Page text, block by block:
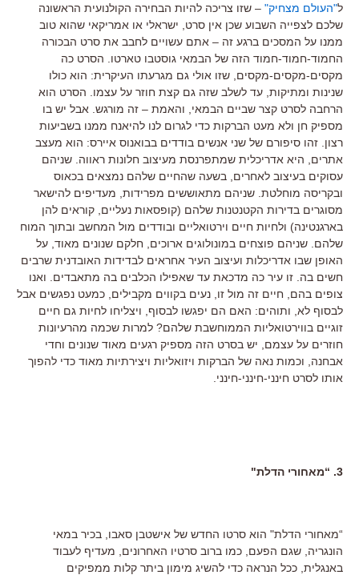
ל"העולם מצחיק" – שזו צריכה להיות הבחירה הקולנועית הראשונה
שלכם לצפייה השבוע שכן אין סרט, ישראלי או אמריקאי שהוא טוב
ממנו על המסכים ברגע זה – אתם עשויים לחבב את סרט הבכורה
החמוד-חמוד-חמוד הזה של הבמאי גוסטבו טארטו. הסרט כה
מקסים-מקסים-מקסים, שזו אולי גם מגרעתו העיקרית: הוא כולו
שנינות ומתיקות, עד לשלב שזה גם קצת חוזר על עצמו. הסרט הוא
הרחבה לסרט קצר שביים הבמאי, והאמת – זה מורגש. אבל יש בו
מספיק חן ולא מעט הברקות כדי לגרום לנו להיאנח ממנו בשביעות
רצון. זהו סיפורם של שני אנשים בודדים בבואנוס איירס: הוא מעצב
אתרים, היא אדריכלית שמתפרנסת מעיצוב חלונות ראווה. שניהם
עסוקים בעיצוב לאחרים, בשעה שהחיים שלהם נמצאים בכאוס
ובקריסה מוחלטת. שניהם מתאוששים מפרידות, מעדיפים להישאר
מסוגרים בדירות הקטנטנות שלהם (קופסאות נעליים, קוראים להן
בארגנטינה) ולחיות חיים וירטואליים ובודדים מול המחשב ובתוך המוח
שלהם. שניהם פוצחים במונולוגים ארוכים, חלקם שנונים מאוד, על
האופן שבו אדריכלות ועיצוב העיר אחראים לבדידות האובדנית שרבים
חשים בה. זו עיר כה מדכאת עד שאפילו הכלבים בה מתאבדים. ואנו
צופים בהם, חיים זה מול זו, נעים בקווים מקבילים, כמעט נפגשים אבל
לבסוף לא, ותוהים: האם הם יפגשו לבסוף, ויצליחו לחיות גם חיים
זוגיים בווירטואליות הממוחשבת שלהם? למרות שכמה מהרעיונות
חוזרים על עצמם, יש בסרט הזה מספיק רגעים מאוד שנונים וחדי
אבחנה, וכמות נאה של הברקות ויזואליות ויצירתיות מאוד כדי להפוך
אותו לסרט חינני-חינני-חינני.
3. “מאחורי הדלת"
“מאחורי הדלת" הוא סרטו החדש של אישטבן סאבו, בכיר במאי
הונגריה, שגם הפעם, כמו ברוב סרטיו האחרונים, מעדיף לעבוד
באנגלית, ככל הנראה כדי להשיג מימון ביתר קלות ממפיקים